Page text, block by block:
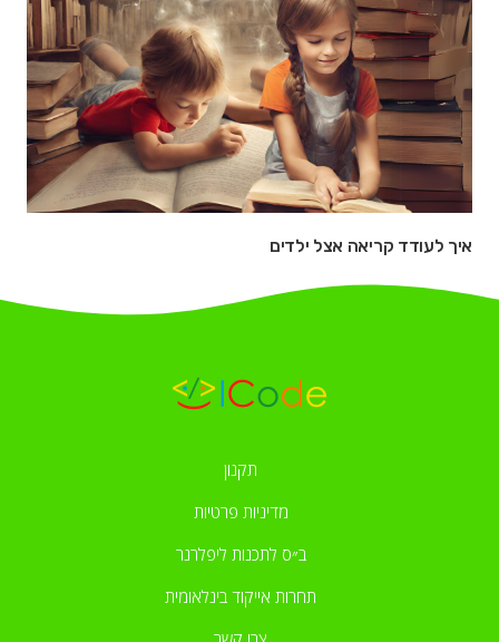
איך לעודד קריאה אצל ילדים
תקנון
מדיניות פרטיות
ב״ס לתכנות ליפלרנר
תחרות אייקוד בינלאומית